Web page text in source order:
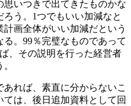
いつきで出てきたものかな
う。1つでもいい加減なと
画全体がいい加減だという
。99％完璧なものであって
、その説明を行った経営者
れば、素直に分からないこ
は、後日追加資料として回